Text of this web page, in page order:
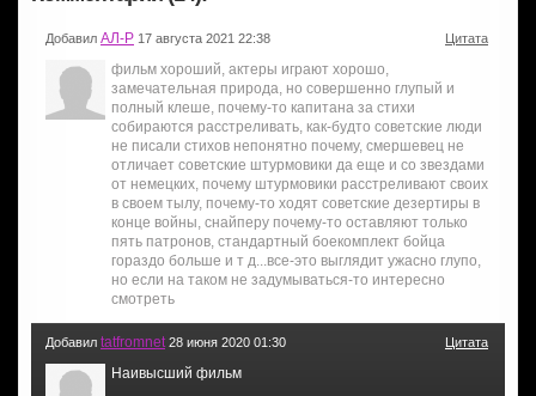
Добавил АЛ-Р 17 августа 2021 22:38 Цитата
фильм хороший, актеры играют хорошо,
замечательная природа, но совершенно глупый и
полный клеше, почему-то капитана за стихи
собираются расстреливать, как-будто советские люди
не писали стихов непонятно почему, смершевец не
отличает советские штурмовики да еще и со звездами
от немецких, почему штурмовики расстреливают своих
в своем тылу, почему-то ходят советские дезертиры в
конце войны, снайперу почему-то оставляют только
пять патронов, стандартный боекомплект бойца
гораздо больше и т д...все-это выглядит ужасно глупо,
но если на таком не задумываться-то интересно
смотреть
Добавил tatfromnet 28 июня 2020 01:30 Цитата
Наивысший фильм